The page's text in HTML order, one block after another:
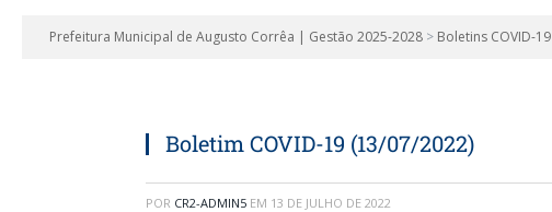
Prefeitura Municipal de Augusto Corrêa | Gestão 2025-2028 > Boletins COVID-19
Boletim COVID-19 (13/07/2022)
POR CR2-ADMIN5 EM 13 DE JULHO DE 2022